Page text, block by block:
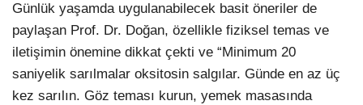
Günlük yaşamda uygulanabilecek basit öneriler de
paylaşan Prof. Dr. Doğan, özellikle fiziksel temas ve
iletişimin önemine dikkat çekti ve “Minimum 20
saniyelik sarılmalar oksitosin salgılar. Günde en az üç
kez sarılın. Göz teması kurun, yemek masasında